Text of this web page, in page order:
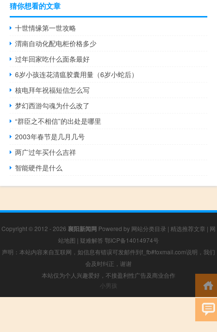
猜你想看的文章
十世情缘第一世攻略
渭南自动化配电柜价格多少
过年回家吃什么面条最好
6岁小孩连花清瘟胶囊用量（6岁小蛇后）
核电拜年祝福短信怎么写
梦幻西游勾魂为什么改了
“群臣之不相信”的出处是哪里
2003年春节是几月几号
两广过年买什么吉祥
智能硬件是什么
Copyright © 2012 - 2026 襄阳新闻网 Powered by 网站分类目录 | 精选推荐文章 | 网
站地图 | 疑难解答 鄂ICP备14014974号
声明：本站内容来自互联网，如信息有错误可发邮件到f_fb#foxmail.com说明，我们
会及时纠正，谢谢
本站仅为个人兴趣爱好，不接盈利性广告及商业合作
小男孩